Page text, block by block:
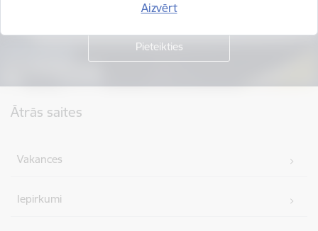
Aizvērt
Ātrās saites
Vakances
Iepirkumi